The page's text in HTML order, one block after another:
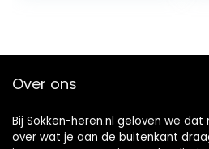
Over ons
Bij Sokken-heren.nl geloven we
over wat je aan de buitenkant